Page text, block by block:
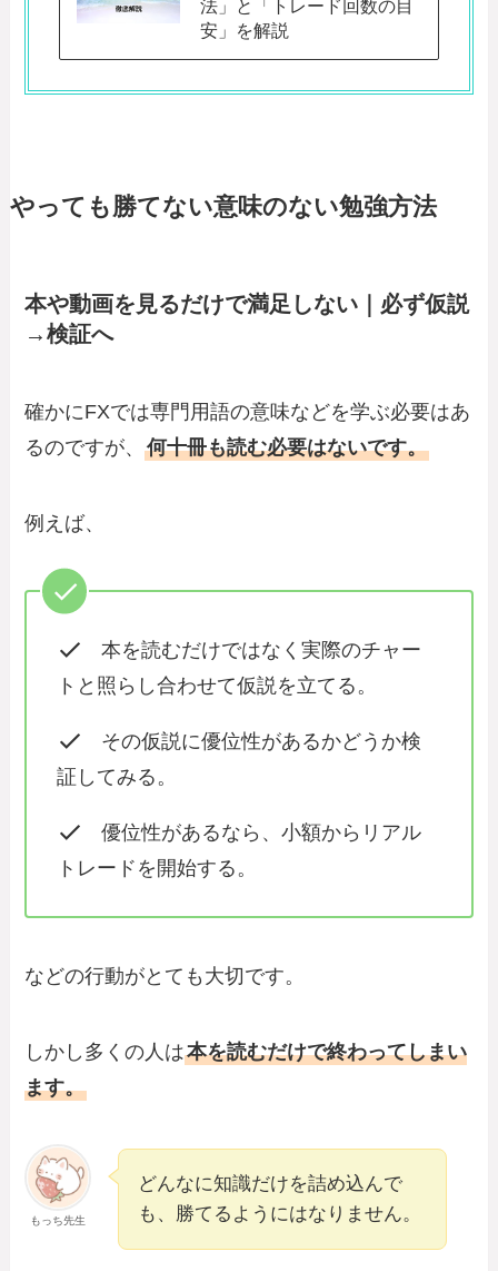
法」と「トレード回数の目
安」を解説
やっても勝てない意味のない勉強方法
本や動画を見るだけで満足しない｜必ず仮説
→検証へ
確かにFXでは専門用語の意味などを学ぶ必要はあ
るのですが、何十冊も読む必要はないです。
例えば、
本を読むだけではなく実際のチャー
トと照らし合わせて仮説を立てる。
その仮説に優位性があるかどうか検
証してみる。
優位性があるなら、小額からリアル
トレードを開始する。
などの行動がとても大切です。
しかし多くの人は本を読むだけで終わってしまい
ます。
もっち先生
どんなに知識だけを詰め込んで
も、勝てるようにはなりません。